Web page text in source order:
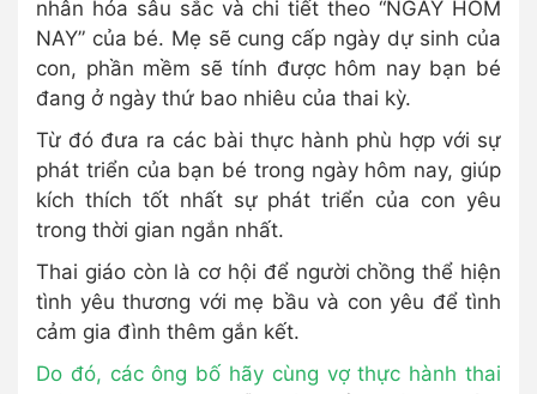
nhân hóa sâu sắc và chi tiết theo “NGÀY HÔM
NAY” của bé. Mẹ sẽ cung cấp ngày dự sinh của
con, phần mềm sẽ tính được hôm nay bạn bé
đang ở ngày thứ bao nhiêu của thai kỳ.
Từ đó đưa ra các bài thực hành phù hợp với sự
phát triển của bạn bé trong ngày hôm nay, giúp
kích thích tốt nhất sự phát triển của con yêu
trong thời gian ngắn nhất.
Thai giáo còn là cơ hội để người chồng thể hiện
tình yêu thương với mẹ bầu và con yêu để tình
cảm gia đình thêm gắn kết.
Do đó, các ông bố hãy cùng vợ thực hành thai